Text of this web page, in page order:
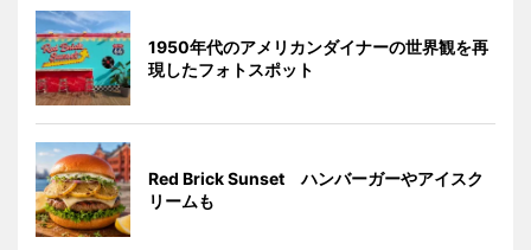
1950年代のアメリカンダイナーの世界観を再
現したフォトスポット
Red Brick Sunset ハンバーガーやアイスク
リームも